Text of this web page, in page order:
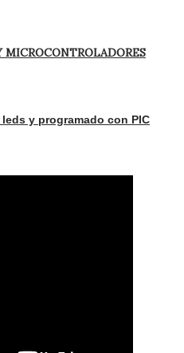
y programado con PIC